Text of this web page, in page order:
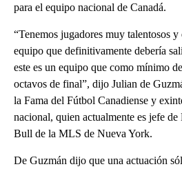
para el equipo nacional de Canadá.
“Tenemos jugadores muy talentosos y
equipo que definitivamente debería
este es un equipo que como mínimo
octavos de final”, dijo Julian de
la Fama del Fútbol Canadiense y
nacional, quien actualmente es jefe
Bull de la MLS de Nueva York.
De Guzmán dijo que una actuación